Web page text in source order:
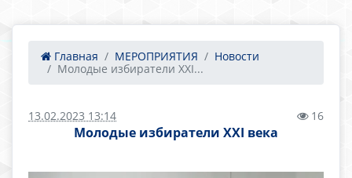
Главная МЕРОПРИЯТИЯ
Новости
Молодые избиратели XXI...
13.02.2023 13:14 16
Молодые избиратели XXI века